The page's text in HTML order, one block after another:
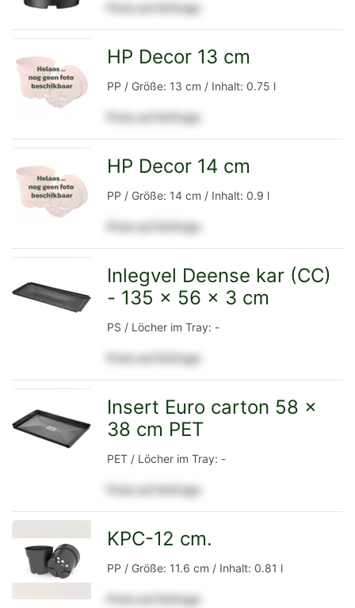
Detailseite
Preis auf Anfrage
Detailseite
HP Decor 13 cm
PP / Größe: 13 cm / Inhalt: 0.75 l
Preis auf Anfrage
Detailseite
HP Decor 14 cm
PP / Größe: 14 cm / Inhalt: 0.9 l
Preis auf Anfrage
zur
Inlegvel Deense kar (CC)
- 135 x 56 x 3 cm
PS / Löcher im Tray: -
Preis auf Anfrage
zur
Insert Euro carton 58 x
38 cm PET
PET / Löcher im Tray: -
Preis auf Anfrage
KPC-12 cm.
PP / Größe: 11.6 cm / Inhalt: 0.81 l
Preis auf Anfrage